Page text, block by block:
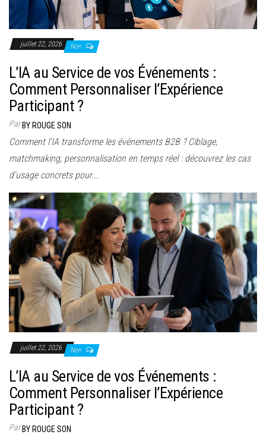
juillet 22, 2026 Non
L’IA au Service de vos Événements :
Comment Personnaliser l’Expérience
Participant ?
ParBY ROUGE SON
Comment l'IA transforme les événements B2B ? Ciblage,
matchmaking, personnalisation en temps réel : découvrez les cas
d'usage concrets pour...
juillet 22, 2026 Non
L’IA au Service de vos Événements :
Comment Personnaliser l’Expérience
Participant ?
ParBY ROUGE SON